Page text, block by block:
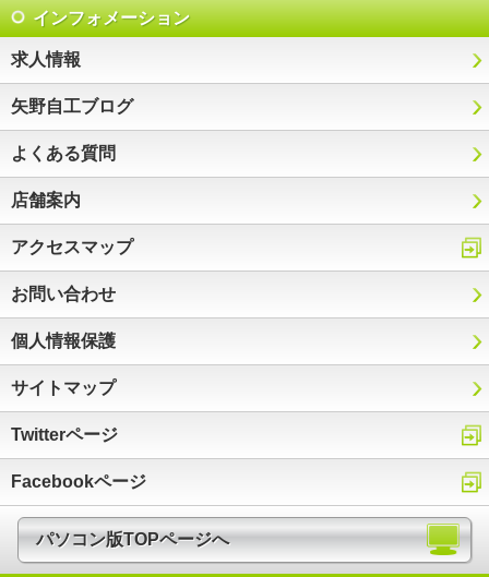
インフォメーション
求人情報
矢野自工ブログ
よくある質問
店舗案内
アクセスマップ
お問い合わせ
個人情報保護
サイトマップ
Twitterページ
Facebookページ
パソコン版TOPページへ